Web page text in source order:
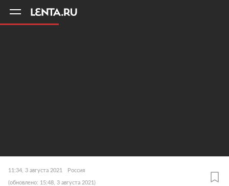
11:34, 3 августа 2021 Россия
(обновлено: 15:48, 3 августа 2021)